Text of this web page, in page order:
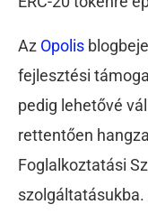
Az Opolis
fejlesztési
pedig lehetővé
rettentően
Foglalkoztatási
szolgáltatásukba.